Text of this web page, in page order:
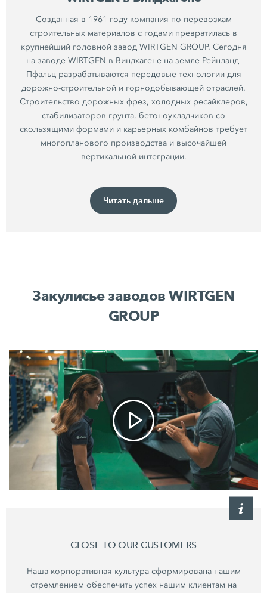
Созданная в 1961 году компания по перевозкам
строительных материалов с годами превратилась в
крупнейший головной завод WIRTGEN GROUP. Сегодня
на заводе WIRTGEN в Виндхагене на земле Рейнланд-
Пфальц разрабатываются передовые технологии для
дорожно-строительной и горнодобывающей отраслей.
Строительство дорожных фрез, холодных ресайклеров,
стабилизаторов грунта, бетоноукладчиков со
скользящими формами и карьерных комбайнов требует
многопланового производства и высочайшей
вертикальной интеграции.
Читать дальше
Закулисье заводов WIRTGEN
GROUP
CLOSE TO OUR CUSTOMERS
Наша корпоративная культура сформирована нашим
стремлением обеспечить успех нашим клиентам на